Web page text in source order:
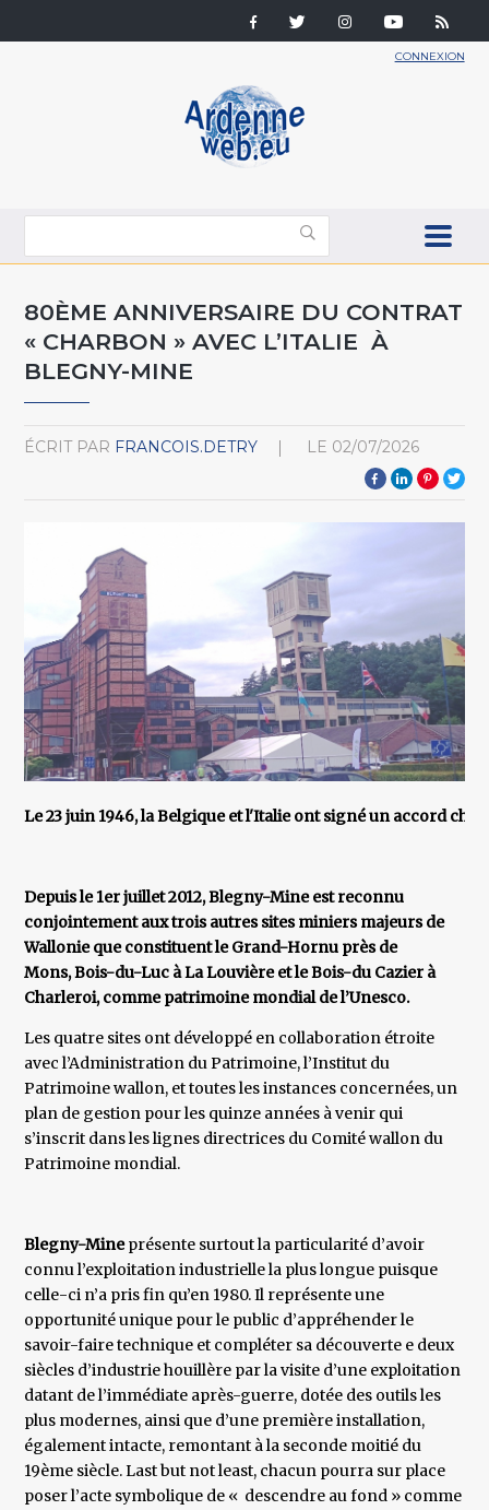
CONNEXION
80ÈME ANNIVERSAIRE DU CONTRAT
« CHARBON » AVEC L’ITALIE À
BLEGNY-MINE
ÉCRIT PAR FRANCOIS.DETRY LE 02/07/2026
Le 23 juin 1946, la Belgique et l'Italie ont signé un accord
Depuis le 1er juillet 2012, Blegny-Mine est reconnu
conjointement aux trois autres sites miniers majeurs de
Wallonie que constituent le Grand-Hornu près de
Mons, Bois-du-Luc à La Louvière et le Bois-du Cazier à
Charleroi, comme patrimoine mondial de l’Unesco.
Les quatre sites ont développé en collaboration étroite
avec l’Administration du Patrimoine, l’Institut du
Patrimoine wallon, et toutes les instances concernées, un
plan de gestion pour les quinze années à venir qui
s’inscrit dans les lignes directrices du Comité wallon du
Patrimoine mondial.
Blegny-Mineprésente surtout la particularité d’avoir
connu l’exploitation industrielle la plus longue puisque
celle-ci n’a pris fin qu’en 1980. Il représente une
opportunité unique pour le public d’appréhender le
savoir-faire technique et compléter sa découverte e deux
siècles d’industrie houillère par la visite d’une exploitation
datant de l’immédiate après-guerre, dotée des outils les
plus modernes, ainsi que d’une première installation,
également intacte, remontant à la seconde moitié du
19ème siècle. Last but not least, chacun pourra sur place
poser l’acte symbolique de « descendre au fond » comme